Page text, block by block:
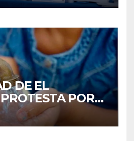
DE EL
POR
POTABLE EN